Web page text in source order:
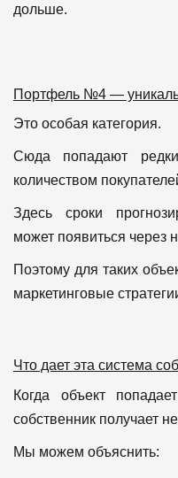
дольше.
Портфель №4 —
Это особая категория.
Сюда попадают
количеством
Здесь сроки
может появиться через
Поэтому для таких
маркетинговые
Что дает эта система
Когда объект
собственник получает
Мы можем объяснить: